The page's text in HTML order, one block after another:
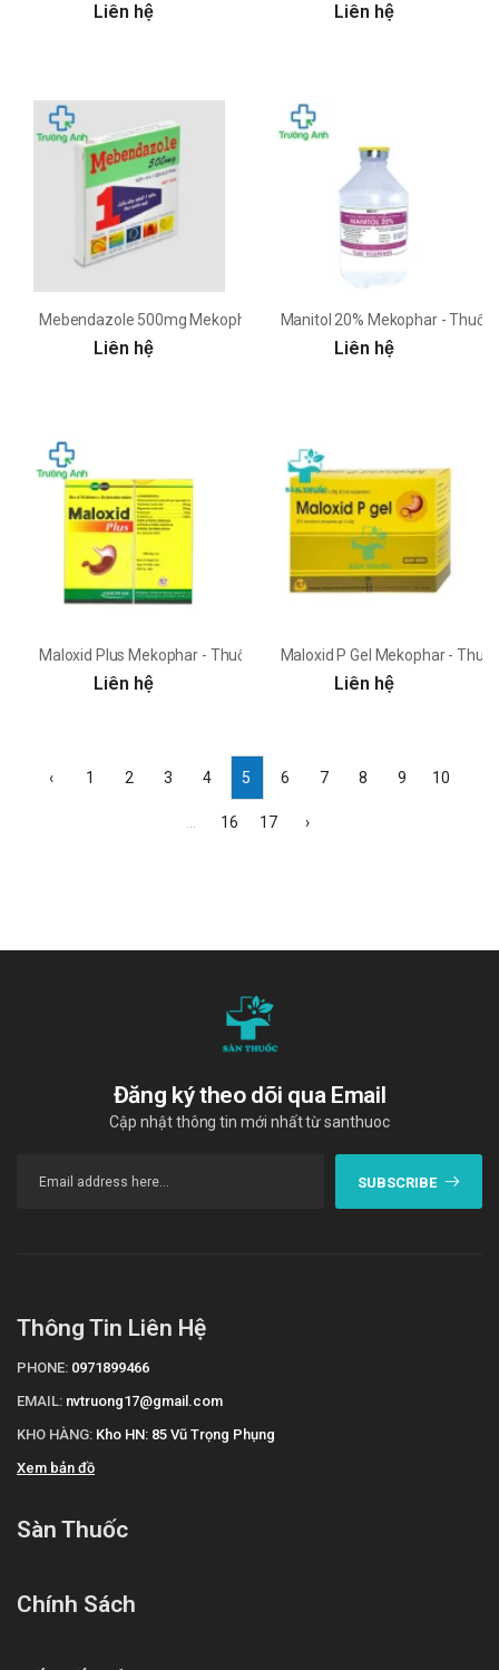
Liên hệ Liên hệ
Mebendazole 500mg Mekophar - Thuốc tẩy giun hiệu quả
Liên hệ
Manitol 20% Mekophar -
Liên hệ
Maloxid Plus Mekophar - Thuốc điều trị viêm loét dạ dày tá tràng
Liên hệ
Maloxid P Gel Mekophar -
Liên hệ
‹ 1 2 3 4 5 6 7 8 9 10
16 17 ›
Đăng ký theo dõi qua Email
Cập nhật thông tin mới nhất từ santhuoc
SUBSCRIBE
Thông Tin Liên Hệ
PHONE: 0971899466
EMAIL: nvtruong17@gmail.com
KHO HÀNG: Kho HN: 85 Vũ Trọng Phụng
Xem bản đồ
Sàn Thuốc
Chính Sách